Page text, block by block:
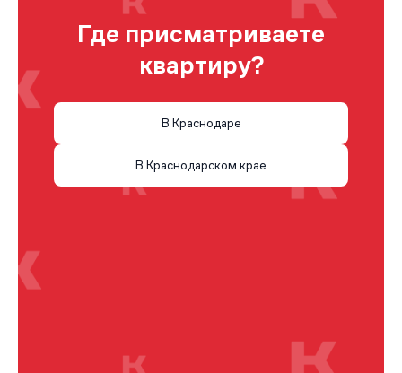
Где присматриваете
квартиру?
В Краснодаре
В Краснодарском крае